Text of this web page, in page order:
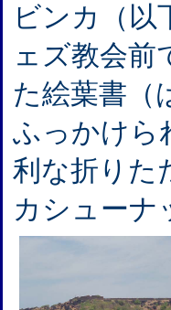
ビンカ（以
ェズ教会前
た絵葉書（
ふっかけら
利な折りた
カシューナ